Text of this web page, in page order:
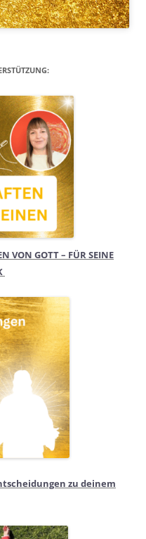
VON GOTT – FÜR SEINE
zu deinem